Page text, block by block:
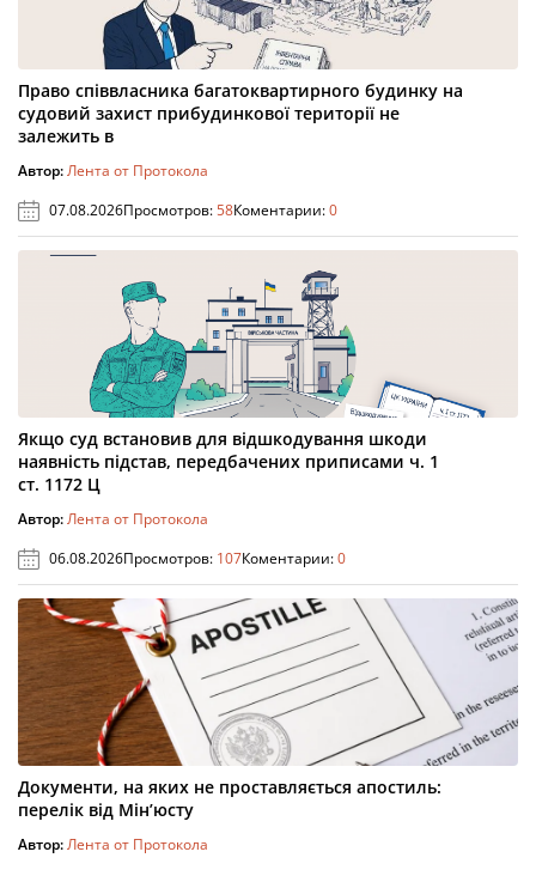
Право співвласника багатоквартирного будинку на
судовий захист прибудинкової території не
залежить в
Автор:Лента от Протокола
07.08.2026Просмотров:58Коментарии:0
Якщо суд встановив для відшкодування шкоди
наявність підстав, передбачених приписами ч. 1
ст. 1172 Ц
Автор:Лента от Протокола
06.08.2026Просмотров: 107Коментарии:0
Документи, на яких не проставляється апостиль:
перелік від Мін’юсту
Автор:Лента от Протокола